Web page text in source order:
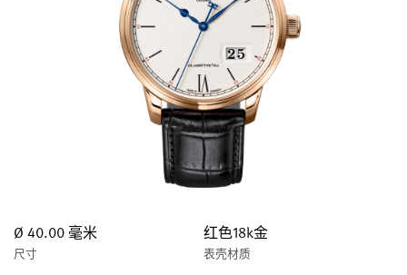
关闭菜单
Ø 40.00 毫米
尺寸
红色18k金
表壳材质